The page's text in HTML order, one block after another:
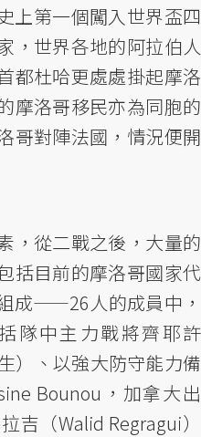
第一個闖入世界盃四
，世界各地的阿拉伯人
都杜哈更處處掛起摩洛
摩洛哥移民亦為同胞的
哥對陣法國，情況便開
，從二戰之後，大量的
括目前的摩洛哥國家代
成——26人的成員中，
隊中主力戰將齊耶許
）、以強大防守能力備
Bounou，加拿大出
吉（Walid Regragui）